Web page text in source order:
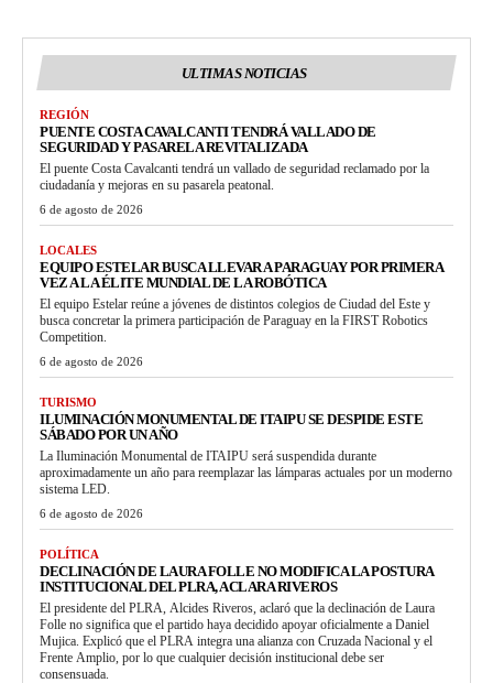
ULTIMAS NOTICIAS
REGIÓN
PUENTE COSTA CAVALCANTI TENDRÁ VALLADO DE
SEGURIDAD Y PASARELA REVITALIZADA
El puente Costa Cavalcanti tendrá un vallado de seguridad reclamado por la
ciudadanía y mejoras en su pasarela peatonal.
6 de agosto de 2026
LOCALES
EQUIPO ESTELAR BUSCA LLEVAR A PARAGUAY POR PRIMERA
VEZ A LA ÉLITE MUNDIAL DE LA ROBÓTICA
El equipo Estelar reúne a jóvenes de distintos colegios de Ciudad del Este y
busca concretar la primera participación de Paraguay en la FIRST Robotics
Competition.
6 de agosto de 2026
TURISMO
ILUMINACIÓN MONUMENTAL DE ITAIPU SE DESPIDE ESTE
SÁBADO POR UN AÑO
La Iluminación Monumental de ITAIPU será suspendida durante
aproximadamente un año para reemplazar las lámparas actuales por un moderno
sistema LED.
6 de agosto de 2026
POLÍTICA
DECLINACIÓN DE LAURA FOLLE NO MODIFICA LA POSTURA
INSTITUCIONAL DEL PLRA, ACLARA RIVEROS
El presidente del PLRA, Alcides Riveros, aclaró que la declinación de Laura
Folle no significa que el partido haya decidido apoyar oficialmente a Daniel
Mujica. Explicó que el PLRA integra una alianza con Cruzada Nacional y el
Frente Amplio, por lo que cualquier decisión institucional debe ser
consensuada.